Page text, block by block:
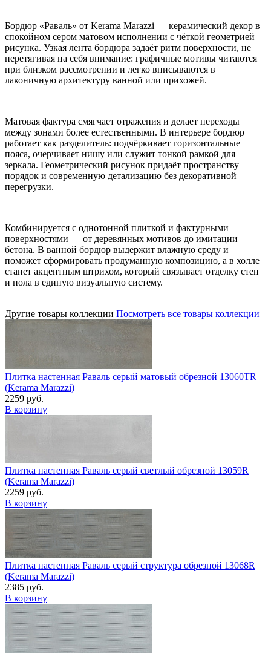
Бордюр «Раваль» от Kerama Marazzi — керамический декор в
спокойном сером матовом исполнении с чёткой геометрией
рисунка. Узкая лента бордюра задаёт ритм поверхности, не
перетягивая на себя внимание: графичные мотивы читаются
при близком рассмотрении и легко вписываются в
лаконичную архитектуру ванной или прихожей.
Матовая фактура смягчает отражения и делает переходы
между зонами более естественными. В интерьере бордюр
работает как разделитель: подчёркивает горизонтальные
пояса, очерчивает нишу или служит тонкой рамкой для
зеркала. Геометрический рисунок придаёт пространству
порядок и современную детализацию без декоративной
перегрузки.
Комбинируется с однотонной плиткой и фактурными
поверхностями — от деревянных мотивов до имитации
бетона. В ванной бордюр выдержит влажную среду и
поможет сформировать продуманную композицию, а в холле
станет акцентным штрихом, который связывает отделку стен
и пола в единую визуальную систему.
Другие товары коллекции Посмотреть все товары коллекции
Плитка настенная Раваль серый матовый обрезной 13060TR
(Kerama Marazzi)
2259 руб.
В корзину
Плитка настенная Раваль серый светлый обрезной 13059R
(Kerama Marazzi)
2259 руб.
В корзину
Плитка настенная Раваль серый структура обрезной 13068R
(Kerama Marazzi)
2385 руб.
В корзину